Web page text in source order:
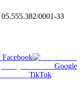
05.555.382/0001-33
Facebook
Google
TikTok